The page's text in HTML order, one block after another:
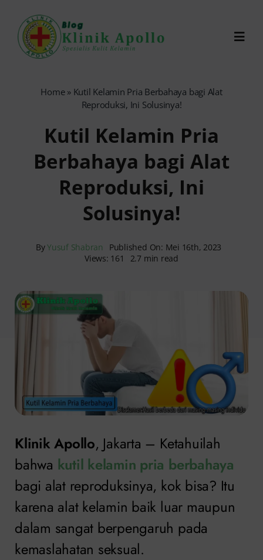
content
Reservasi Online
Home» Kutil Kelamin Pria Berbahaya bagi Alat
Reproduksi, Ini Solusinya!
Kutil Kelamin Pria
Berbahaya bagi Alat
Reproduksi, Ini
Solusinya!
ByYusuf Shabran
Published On: Mei 16th, 2023
Views: 161
2.7 min read
Klinik Apollo, Jakarta – Ketahuilah
bahwa kutil kelamin pria berbahaya
bagi alat reproduksinya, kok bisa? Itu
karena alat kelamin baik luar maupun
dalam sangat berpengaruh pada
kemaslahatan seksual.